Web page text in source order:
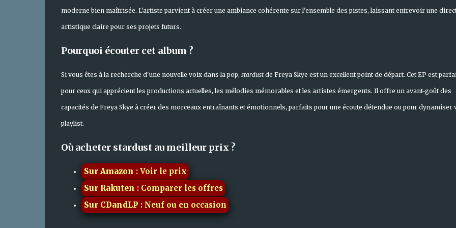
moderne bien maîtrisée. L'artiste parvient à créer une ambiance cohérente sur l'ensemble des pistes, laissant entrevoir une
artistique claire pour ses projets futurs.
Pourquoi écouter cet album ?
Si vous êtes à la recherche d'une nouvelle voix dans la pop, stardustde Freya Skye est un excellent point de départ. Cet EP est
pour ceux qui apprécient les productions actuelles, les mélodies mémorables et les artistes émergents. Il offre un avant-goût des
capacités de Freya Skye à créer des morceaux entraînants et émotionnels, parfaits pour une écoute détendue ou pour dynamiser
playlist.
Où acheter stardust au meilleur prix ?
Sur Amazon : Voir le prix
Sur Rakuten : Comparer les offres
Sur CDandLP : Neuf ou en occasion